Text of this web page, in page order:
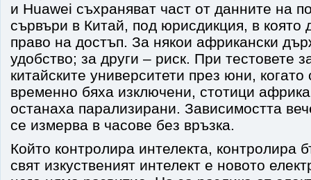
и Huawei съхраняват част от данните на
сървъри в Китай, под юрисдикция, в която
право на достъп. За някои африкански
удобство; за други – риск. При тестовете
китайските университети през юни, когато
временно бяха изключени, стотици
останаха парализирани. Зависимостта
се измерва в часове без връзка.
Който контролира интелекта, контролира
свят изкуственият интелект е новото